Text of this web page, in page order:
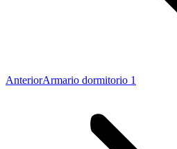
AnteriorProyecto
Armario dormitorio 1